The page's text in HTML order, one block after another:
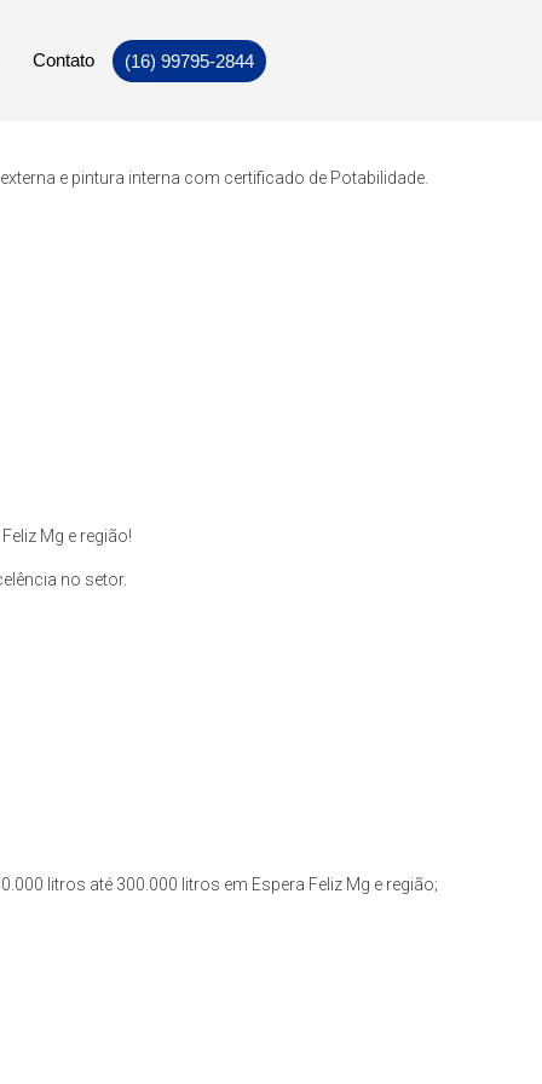
Contato (16) 99795-2844
e pintura interna com certificado de Potabilidade.
Mg e região!
no setor.
litros até 300.000 litros em Espera Feliz Mg e região;